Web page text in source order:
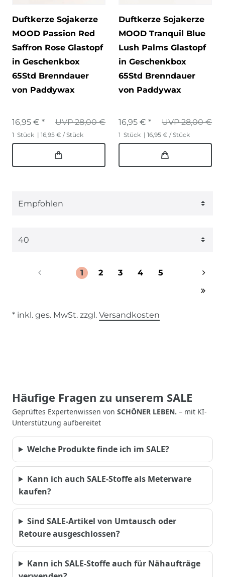
Duftkerze Sojakerze
MOOD Passion Red
Saffron Rose Glastopf
in Geschenkbox
65Std Brenndauer
von Paddywax
UVP 28,00 €
16,95 € *
1 Stück | 16,95 € / Stück
Duftkerze Sojakerze
MOOD Tranquil Blue
Lush Palms Glastopf
in Geschenkbox
65Std Brenndauer
von Paddywax
UVP 28,00 €
16,95 € *
1 Stück | 16,95 € / Stück
1 2 3 4 5
* inkl. ges. MwSt. zzgl. Versandkosten
Häufige Fragen zu unserem SALE
Geprüftes Expertenwissen von SCHÖNER LEBEN. – mit KI-
Unterstützung aufbereitet
Welche Produkte finde ich im SALE?
Kann ich auch SALE-Stoffe als Meterware
kaufen?
Sind SALE-Artikel von Umtausch oder
Retoure ausgeschlossen?
Kann ich SALE-Stoffe auch für Nähaufträge